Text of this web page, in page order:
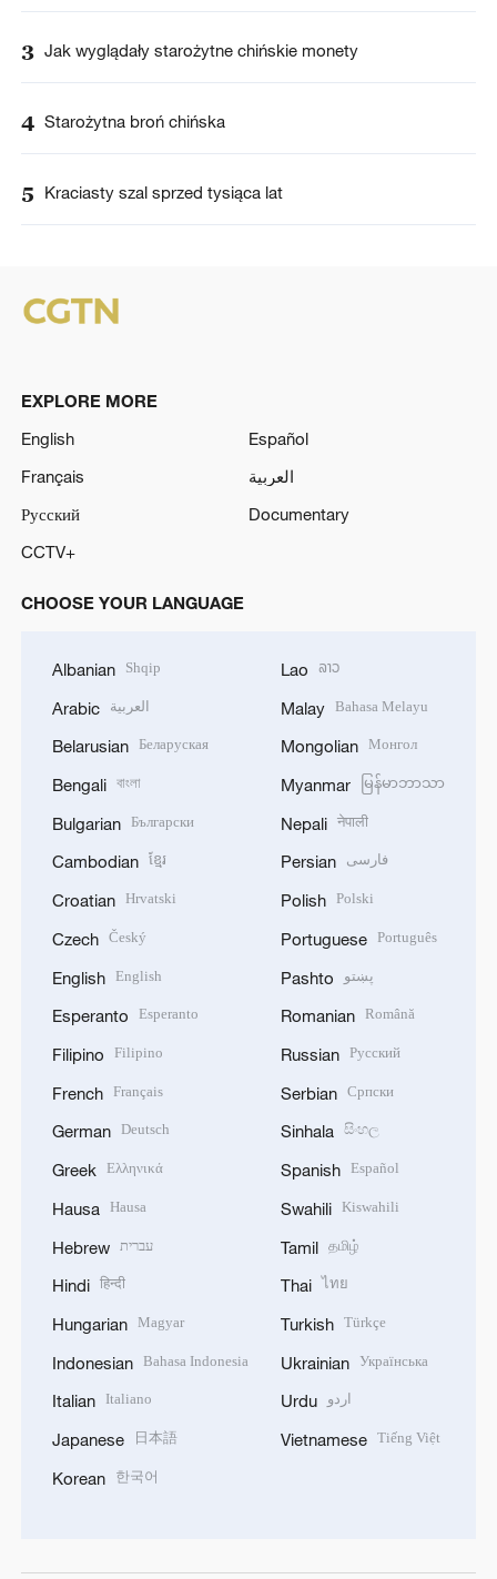
3 Jak wyglądały starożytne chińskie monety
4 Starożytna broń chińska
5 Kraciasty szal sprzed tysiąca lat
EXPLORE MORE
English
Español
Français
العربية
Русский
Documentary
CCTV+
CHOOSE YOUR LANGUAGE
Albanian Shqip
Arabic العربية
Belarusian Беларуская
Bengali বাংলা
Bulgarian Български
Cambodian ខ្មែរ
Croatian Hrvatski
Czech Český
English English
Esperanto Esperanto
Filipino Filipino
French Français
German Deutsch
Greek Ελληνικά
Hausa Hausa
Hebrew עברית
Hindi हिन्दी
Hungarian Magyar
Indonesian Bahasa Indonesia
Italian Italiano
Japanese 日本語
Korean 한국어
Lao ລາວ
Malay Bahasa Melayu
Mongolian Монгол
Myanmar မြန်မာဘာသာ
Nepali नेपाली
Persian فارسی
Polish Polski
Portuguese Português
Pashto پښتو
Romanian Română
Russian Русский
Serbian Српски
Sinhala සිංහල
Spanish Español
Swahili Kiswahili
Tamil தமிழ்
Thai ไทย
Turkish Türkçe
Ukrainian Українська
Urdu اردو
Vietnamese Tiếng Việt